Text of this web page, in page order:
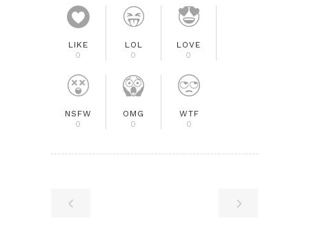
LIKE
0
LOL
0
LOVE
0
NSFW
0
OMG
0
WTF
0